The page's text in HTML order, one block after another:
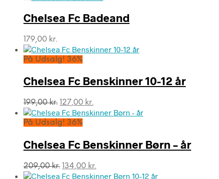
Chelsea Fc Badeand
179,00 kr.
På Udsalg! 36%
Chelsea Fc Benskinner 10-12 år
199,00kr. Den
oprindelige
pris
199,00 kr..
127,00 kr.
aktuelle
127,00 kr..
På Udsalg! 36%
Chelsea Fc Benskinner Børn – år
209,00kr. Den
oprindelige
134,00 kr.
aktuelle